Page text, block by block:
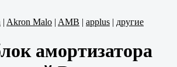
| Akron Malo | AMB | applus | другие
амортизатора